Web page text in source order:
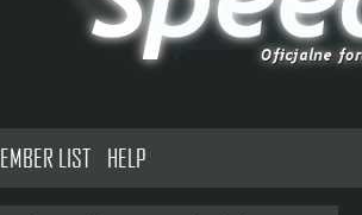
LIST HELP